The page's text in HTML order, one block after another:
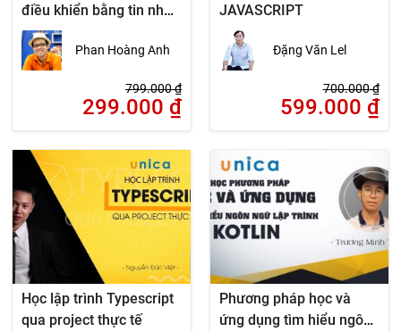
điều khiển bằng tin nhắn
điện thoại
Phan Hoàng Anh
799.000₫
299.000 ₫
JAVASCRIPT
Đặng Văn Lel
700.000₫
599.000 ₫
Học lập trình Typescript
qua project thực tế
Phương pháp học và
ứng dụng tìm hiểu ngôn